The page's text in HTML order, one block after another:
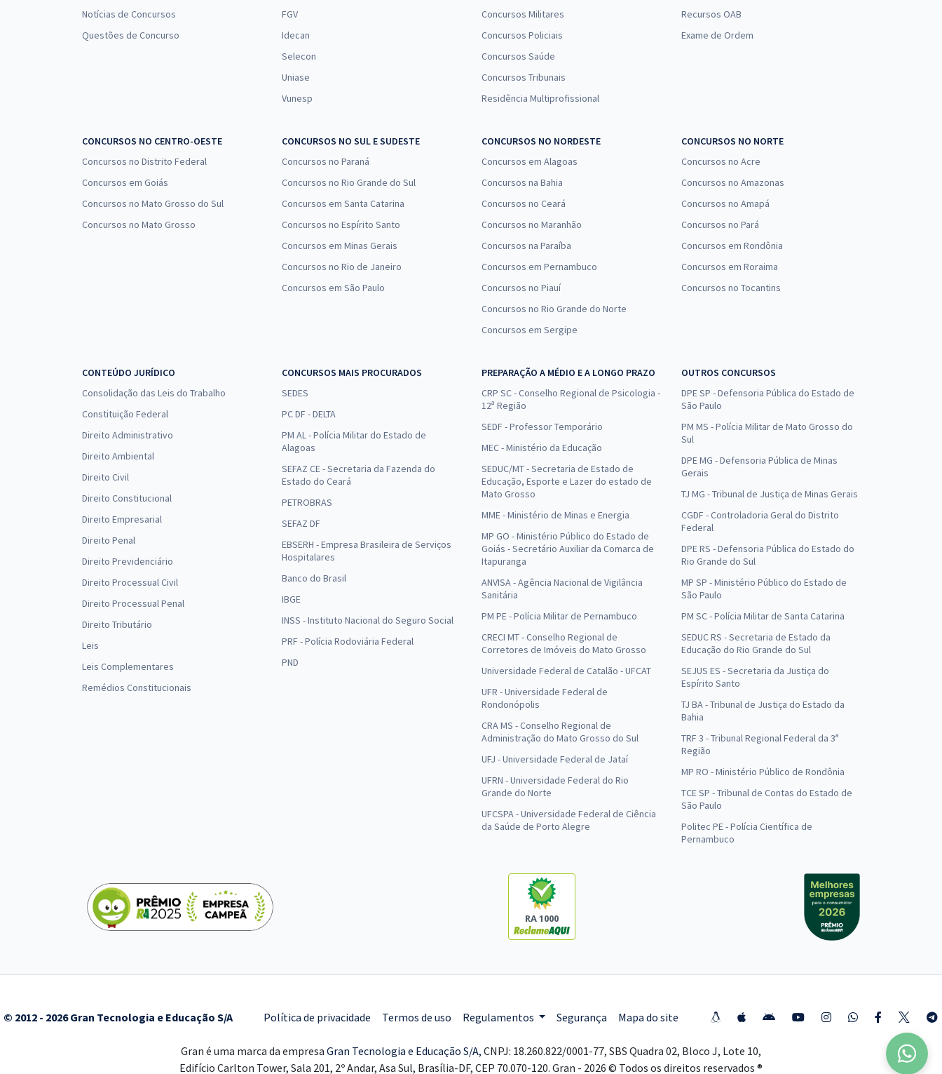
Notícias de Concursos
Questões de Concurso
FGV
Idecan
Selecon
Uniase
Vunesp
Concursos Militares
Concursos Policiais
Concursos Saúde
Concursos Tribunais
Residência Multiprofissional
Recursos OAB
Exame de Ordem
CONCURSOS NO CENTRO-OESTE
Concursos no Distrito Federal
Concursos em Goiás
Concursos no Mato Grosso do Sul
Concursos no Mato Grosso
CONCURSOS NO SUL E SUDESTE
Concursos no Paraná
Concursos no Rio Grande do Sul
Concursos em Santa Catarina
Concursos no Espírito Santo
Concursos em Minas Gerais
Concursos no Rio de Janeiro
Concursos em São Paulo
CONCURSOS NO NORDESTE
Concursos em Alagoas
Concursos na Bahia
Concursos no Ceará
Concursos no Maranhão
Concursos na Paraíba
Concursos em Pernambuco
Concursos no Piauí
Concursos no Rio Grande do Norte
Concursos em Sergipe
CONCURSOS NO NORTE
Concursos no Acre
Concursos no Amazonas
Concursos no Amapá
Concursos no Pará
Concursos em Rondônia
Concursos em Roraima
Concursos no Tocantins
CONTEÚDO JURÍDICO
Consolidação das Leis do Trabalho
Constituição Federal
Direito Administrativo
Direito Ambiental
Direito Civil
Direito Constitucional
Direito Empresarial
Direito Penal
Direito Previdenciário
Direito Processual Civil
Direito Processual Penal
Direito Tributário
Leis
Leis Complementares
Remédios Constitucionais
CONCURSOS MAIS PROCURADOS
SEDES
PC DF - DELTA
PM AL - Polícia Militar do Estado de
Alagoas
SEFAZ CE - Secretaria da Fazenda do
Estado do Ceará
PETROBRAS
SEFAZ DF
EBSERH - Empresa Brasileira de Serviços
Hospitalares
Banco do Brasil
IBGE
INSS - Instituto Nacional do Seguro Social
PRF - Polícia Rodoviária Federal
PND
PREPARAÇÃO A MÉDIO E A LONGO PRAZO
CRP SC - Conselho Regional de Psicologia -
12ª Região
SEDF - Professor Temporário
MEC - Ministério da Educação
SEDUC/MT - Secretaria de Estado de
Educação, Esporte e Lazer do estado de
Mato Grosso
MME - Ministério de Minas e Energia
MP GO - Ministério Público do Estado de
Goiás - Secretário Auxiliar da Comarca de
Itapuranga
ANVISA - Agência Nacional de Vigilância
Sanitária
PM PE - Polícia Militar de Pernambuco
CRECI MT - Conselho Regional de
Corretores de Imóveis do Mato Grosso
Universidade Federal de Catalão - UFCAT
UFR - Universidade Federal de
Rondonópolis
CRA MS - Conselho Regional de
Administração do Mato Grosso do Sul
UFJ - Universidade Federal de Jataí
UFRN - Universidade Federal do Rio
Grande do Norte
UFCSPA - Universidade Federal de Ciência
da Saúde de Porto Alegre
OUTROS CONCURSOS
DPE SP - Defensoria Pública do Estado de
São Paulo
PM MS - Polícia Militar de Mato Grosso do
Sul
DPE MG - Defensoria Pública de Minas
Gerais
TJ MG - Tribunal de Justiça de Minas Gerais
CGDF - Controladoria Geral do Distrito
Federal
DPE RS - Defensoria Pública do Estado do
Rio Grande do Sul
MP SP - Ministério Público do Estado de
São Paulo
PM SC - Polícia Militar de Santa Catarina
SEDUC RS - Secretaria de Estado da
Educação do Rio Grande do Sul
SEJUS ES - Secretaria da Justiça do
Espírito Santo
TJ BA - Tribunal de Justiça do Estado da
Bahia
TRF 3 - Tribunal Regional Federal da 3ª
Região
MP RO - Ministério Público de Rondônia
TCE SP - Tribunal de Contas do Estado de
São Paulo
Politec PE - Polícia Científica de
Pernambuco
RA 1000
© 2012 - 2026 Gran Tecnologia e Educação S/A Política de privacidade Termos de uso Regulamentos Segurança Mapa do site
Gran é uma marca da empresa Gran Tecnologia e Educação S/A, CNPJ: 18.260.822/0001-77, SBS Quadra 02, Bloco J, Lote 10,
Edifício Carlton Tower, Sala 201, 2º Andar, Asa Sul, Brasília-DF, CEP 70.070-120. Gran - 2026 © Todos os direitos reservados ®